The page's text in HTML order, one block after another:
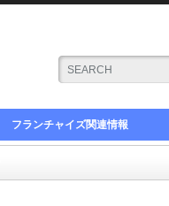
フランチャイズ関連情報